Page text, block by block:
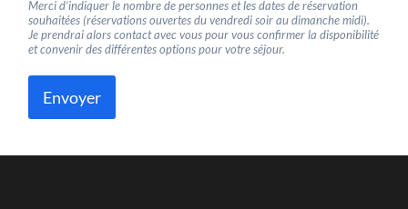
Merci d’indiquer le nombre de personnes et les dates de réservation
souhaitées (réservations ouvertes du vendredi soir au dimanche midi).
Je prendrai alors contact avec vous pour vous confirmer la disponibilité
et convenir des différentes options pour votre séjour.
Envoyer